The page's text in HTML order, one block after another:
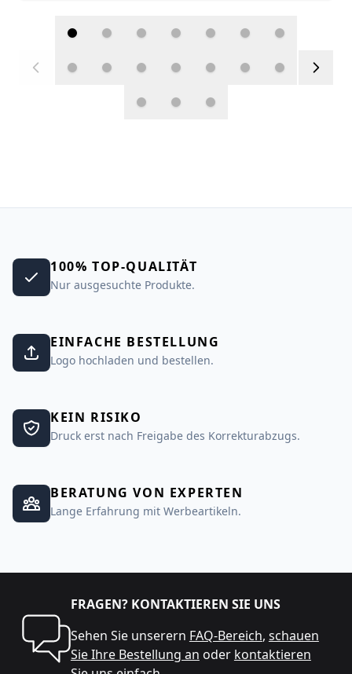
100% TOP-QUALITÄT
Nur ausgesuchte Produkte.
EINFACHE BESTELLUNG
Logo hochladen und bestellen.
KEIN RISIKO
Druck erst nach Freigabe des Korrekturabzugs.
BERATUNG VON EXPERTEN
Lange Erfahrung mit Werbeartikeln.
FRAGEN? KONTAKTIEREN SIE UNS
Sehen Sie unserern FAQ-Bereich, schauen
Sie Ihre Bestellung an oder kontaktieren